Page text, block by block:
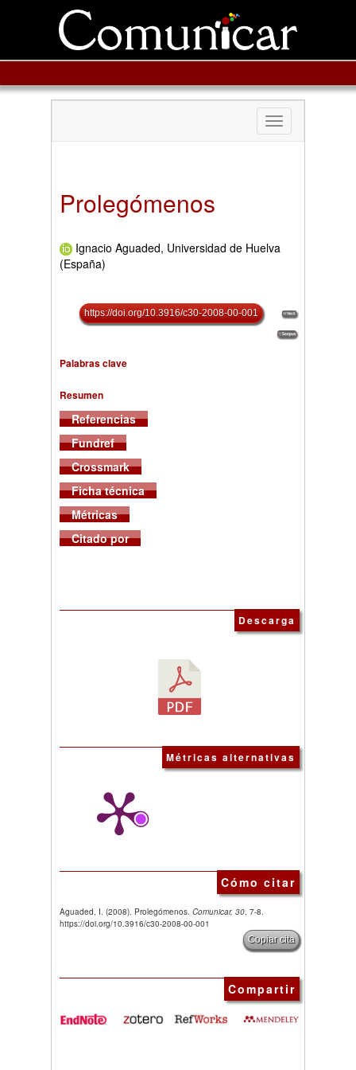
Toggle
navigation
Prolegómenos
Ignacio Aguaded, Universidad de Huelva
(España)
https://doi.org/10.3916/c30-2008-00-001
Palabras clave
Resumen
Referencias
Fundref
Crossmark
Ficha técnica
Métricas
Citado por
Descarga
Métricas alternativas
Cómo citar
Aguaded, I. (2008). Prolegómenos. Comunicar, 30, 7-8.
https://doi.org/10.3916/c30-2008-00-001
Copiar cita
Compartir